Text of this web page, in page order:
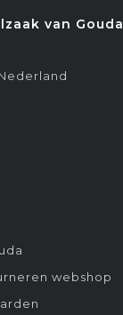
van Gouda
webshop